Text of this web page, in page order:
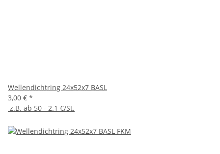
Wellendichtring 24x52x7 BASL
3,00 € *
z.B. ab 50 - 2.1 €/St.